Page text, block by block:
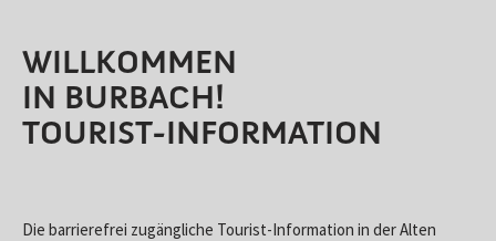
WILLKOMMEN
IN BURBACH!
TOURIST-INFORMATION
Die barrierefrei zugängliche Tourist-Information in der Alten